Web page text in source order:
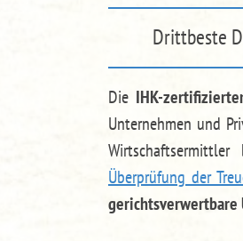
Drittbeste
Die IHK-
Unternehmen und
Überprüfung der
gerichtsverwertbare